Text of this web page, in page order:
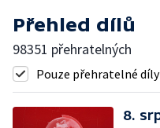
Přehled dílů
98351 přehratelných
Pouze přehratelné díly
8.